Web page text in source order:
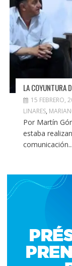
LA COYUNTURA
15 FEBRERO,
LINARES,
Por Martín
estaba
comunicación...